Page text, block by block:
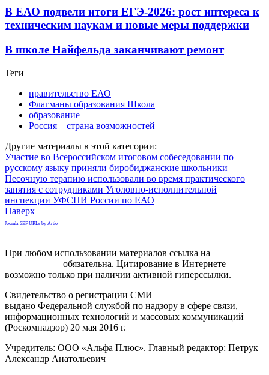
В ЕАО подвели итоги ЕГЭ-2026: рост интереса к
техническим наукам и новые меры поддержки
В школе Найфельда заканчивают ремонт
Теги
правительство ЕАО
Флагманы образования Школа
образование
Россия – страна возможностей
Другие материалы в этой категории:
Участие во Всероссийском итоговом собеседовании по
русскому языку приняли биробиджанские школьники
Песочную терапию использовали во время практического
занятия с сотрудниками Уголовно-исполнительной
инспекции УФСНИ России по ЕАО
Наверх
Joomla SEF URLs by Artio
При любом использовании материалов ссылка на
обязательна. Цитирование в Интернете
возможно только при наличии активной гиперссылки.
Свидетельство о регистрации СМИ
выдано Федеральной службой по надзору в сфере связи,
информационных технологий и массовых коммуникаций
(Роскомнадзор) 20 мая 2016 г.
Учредитель: ООО «Альфа Плюс». Главный редактор: Петрук
Александр Анатольевич